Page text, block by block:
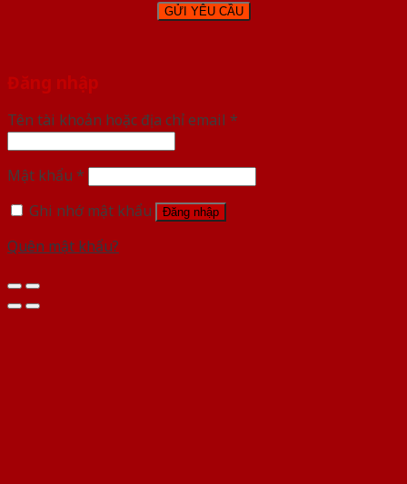
Đăng nhập
Tên tài khoản hoặc địa chỉ email *
Mật khẩu *
Ghi nhớ mật khẩu
Đăng nhập
Quên mật khẩu?